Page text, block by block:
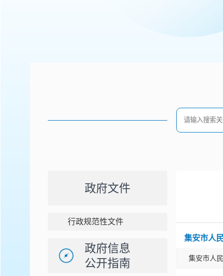
政府文件
行政规范性文件
政府信息
公开指南
集安市人
集安市人